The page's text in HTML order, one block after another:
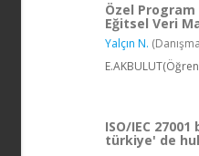
Özel Program
Eğitsel Veri
Yalçın N.
ISO/IEC
türkiye' de